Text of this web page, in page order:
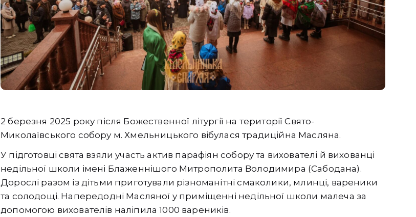
2 березня 2025 року після Божественної літургії на території Свято-
Миколаївського собору м. Хмельницького вібулася традиційна Масляна.
У підготовці свята взяли участь актив парафіян собору та вихователі й вихованці
недільної школи імені Блаженнішого Митрополита Володимира (Сабодана).
Дорослі разом із дітьми приготували різноманітні смаколики, млинці, вареники
та солодощі. Напередодні Масляної у приміщенні недільної школи малеча за
допомогою вихователів наліпила 1000 вареників.